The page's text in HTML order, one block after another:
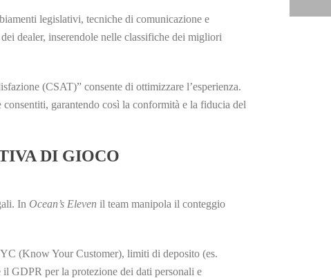
legislativi, tecniche di comunicazione e
dealer, inserendole nelle classifiche dei migliori
(CSAT)” consente di ottimizzare l’esperienza.
garantendo così la conformità e la fiducia del
DI GIOCO
In Ocean’s Eleven il team manipola il conteggio
(Know Your Customer), limiti di deposito (es.
il GDPR per la protezione dei dati personali e